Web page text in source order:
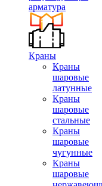
арматура
Краны
Краны
шаровые
латунные
Краны
шаровые
стальные
Краны
шаровые
чугунные
Краны
шаровые